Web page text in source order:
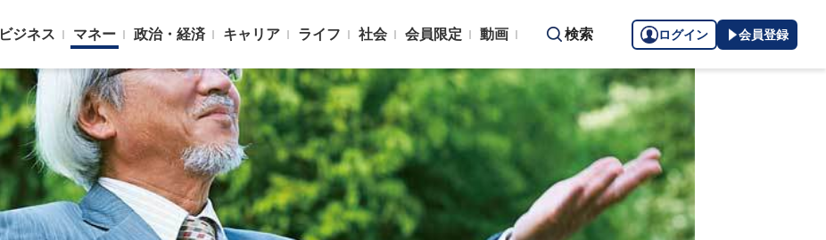
ビジネス マネー 政治・経済 キャリア ライフ 社会 会員限定 動画 検索 ログイン 会員登録